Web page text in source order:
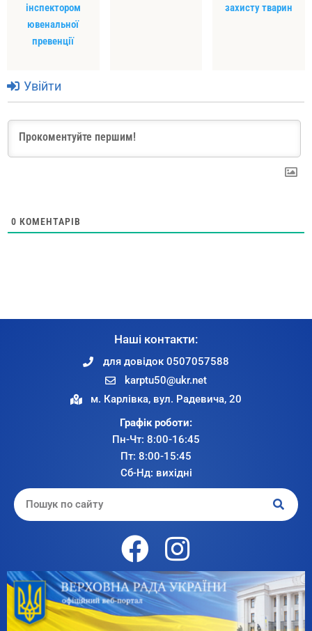
інспектором
ювенальної
превенції
захисту тварин
Увійти
0 КОМЕНТАРІВ
Наші контакти:
для довідок 0507057588
karptu50@ukr.net
м. Карлівка, вул. Радевича, 20
Графік роботи:
Пн-Чт: 8:00-16:45
Пт: 8:00-15:45
Сб-Нд: вихідні